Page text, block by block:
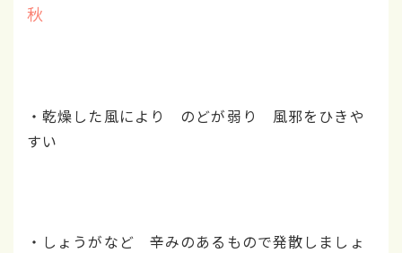
秋
・乾燥した風により のどが弱り 風邪をひきや
すい
・しょうがなど 辛みのあるもので発散しましょ